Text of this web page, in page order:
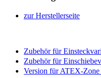
zur Herstellerseite
Zubehör für
Zubehör für
Version für ATEX-Zone